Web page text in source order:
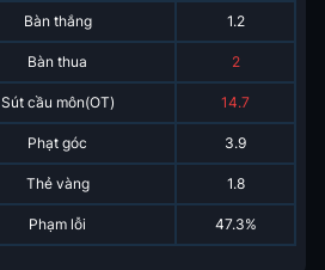
Bàn thắng 1.2
Bàn thua 2
Sút cầu môn(OT) 14.7
Phạt góc 3.9
Thẻ vàng 1.8
Phạm lỗi 47.3%